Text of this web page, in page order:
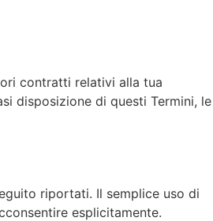
contratti relativi alla tua
disposizione di questi Termini, le
riportati. Il semplice uso di
esplicitamente.